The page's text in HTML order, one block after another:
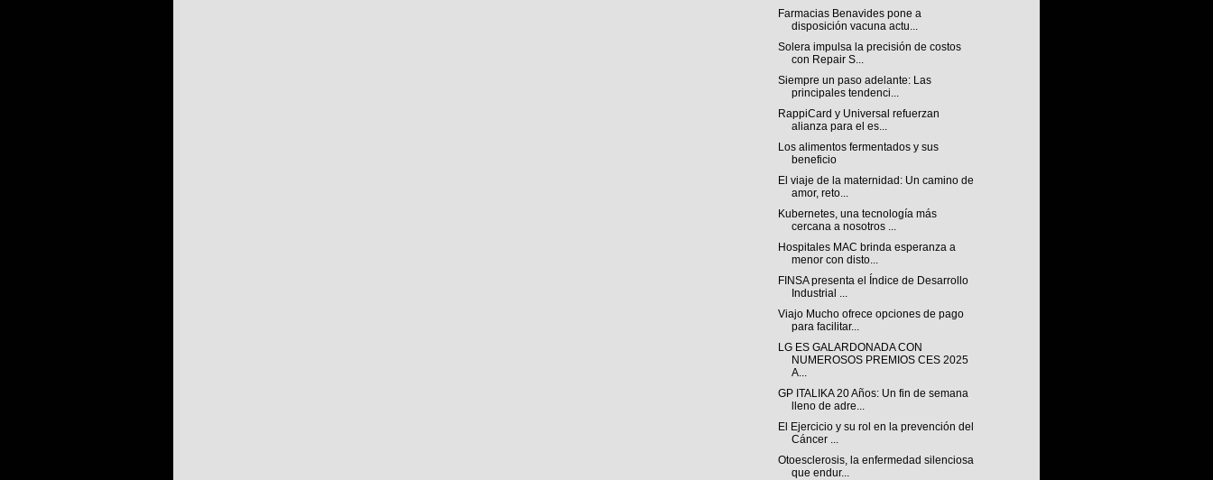
Farmacias Benavides pone a
disposición vacuna actu...
Solera impulsa la precisión de costos
con Repair S...
Siempre un paso adelante: Las
principales tendenci...
RappiCard y Universal refuerzan
alianza para el es...
Los alimentos fermentados y sus
beneficio
El viaje de la maternidad: Un camino de
amor, reto...
Kubernetes, una tecnología más
cercana a nosotros ...
Hospitales MAC brinda esperanza a
menor con disto...
FINSA presenta el Índice de Desarrollo
Industrial ...
Viajo Mucho ofrece opciones de pago
para facilitar...
LG ES GALARDONADA CON
NUMEROSOS PREMIOS CES 2025
A...
GP ITALIKA 20 Años: Un fin de semana
lleno de adre...
El Ejercicio y su rol en la prevención del
Cáncer ...
Otoesclerosis, la enfermedad silenciosa
que endur...